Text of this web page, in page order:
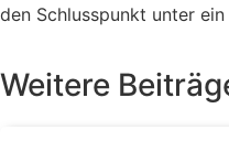
den Schlusspunkt unter
Weitere